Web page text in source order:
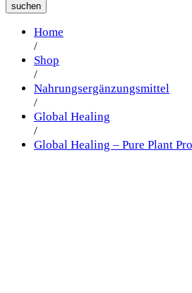
suchen
Home
/
Shop
/
Nahrungsergänzungsmittel
/
Global Healing
/
Global Healing – Pure Plant